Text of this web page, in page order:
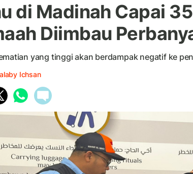
di Madinah Capai
Diimbau
yang tinggi akan berdampak negatif ke
Ichsan